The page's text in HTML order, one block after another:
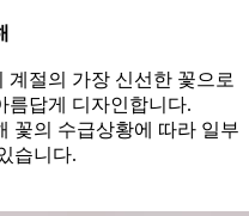
계절의 가장 신선한 꽃으로
름답게 디자인합니다.
꽃의 수급상황에 따라 일부
습니다.